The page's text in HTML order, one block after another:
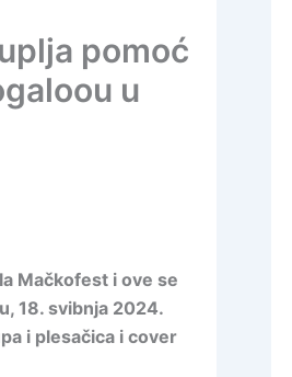
pomoć
u
Mačkofest i ove se
18. svibnja 2024.
i plesačica i cover